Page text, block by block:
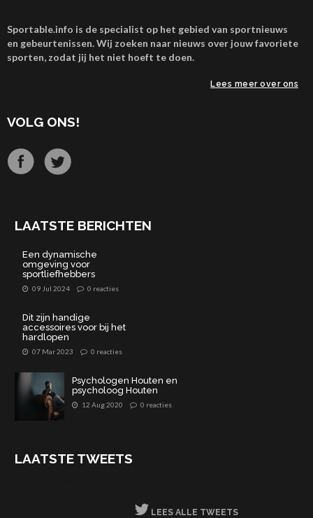
Sportable.info is de specialist op het gebied van sportnieuws
en gebeurtenissen. Wij zoeken naar nieuws over jouw favoriete
sporten, zodat jij het niet hoeft te doen.
Lees meer over ons
VOLG ONS!
LAATSTE BERICHTEN
Een dynamische
omgeving voor
sportliefhebbers
09 Jul 2024 0 reacties
Dit zijn handige
accessoires voor bij het
hardlopen
07 Mar 2023 0 reacties
Psychologen Houten en
psycholoog Houten
12 Aug 2020 0 reacties
LAATSTE TWEETS
LEES ALLE TWEETS